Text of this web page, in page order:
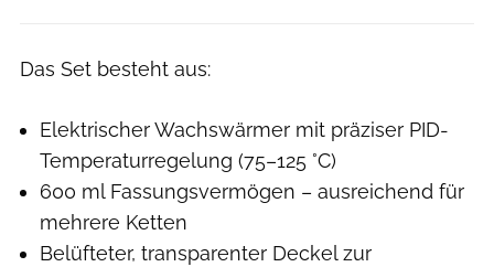
Das Set besteht aus:
Elektrischer Wachswärmer mit präziser PID-
Temperaturregelung (75–125 °C)
600 ml Fassungsvermögen – ausreichend für
mehrere Ketten
Belüfteter, transparenter Deckel zur